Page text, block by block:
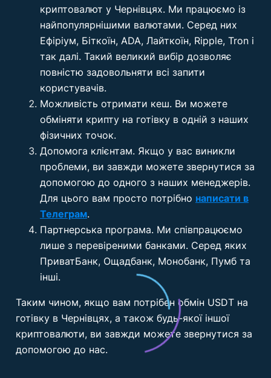
криптовалют у Чернівцях. Ми працюємо із
найпопулярнішими валютами. Серед них
Ефіріум, Біткоїн, ADA, Лайткоїн, Ripple, Tron і
так далі. Такий великий вибір дозволяє
повністю задовольняти всі запити
користувачів.
Можливість отримати кеш. Ви можете
обміняти крипту на готівку в одній з наших
фізичних точок.
Допомога клієнтам. Якщо у вас виникли
проблеми, ви завжди можете звернутися за
допомогою до одного з наших менеджерів.
Для цього вам просто потрібно написати в
Телеграм.
Партнерська програма. Ми співпрацюємо
лише з перевіреними банками. Серед яких
ПриватБанк, Ощадбанк, Монобанк, Пумб та
інші.
Таким чином, якщо вам потрібен обмін USDT на
готівку в Чернівцях, а також будь-якої іншої
криптовалюти, ви завжди можете звернутися за
допомогою до нас.